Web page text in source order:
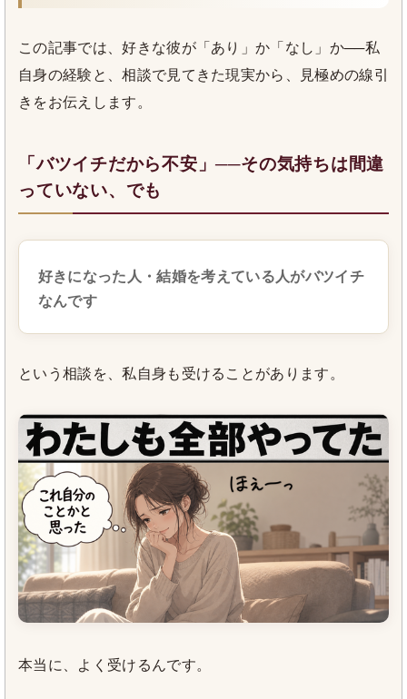
この記事では、好きな彼が「あり」か「なし」か──私
自身の経験と、相談で見てきた現実から、見極めの線引
きをお伝えします。
「バツイチだから不安」──その気持ちは間違
っていない、でも
好きになった人・結婚を考えている人がバツイチ
なんです
という相談を、私自身も受けることがあります。
本当に、よく受けるんです。